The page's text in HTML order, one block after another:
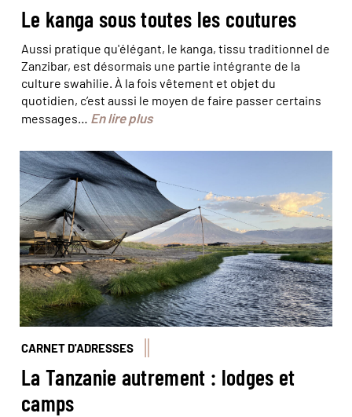
Le kanga sous toutes les coutures
Aussi pratique qu'élégant, le kanga, tissu traditionnel de
Zanzibar, est désormais une partie intégrante de la
culture swahilie. À la fois vêtement et objet du
quotidien, c’est aussi le moyen de faire passer certains
messages… En lire plus
© Valentin Poitte
CARNET D'ADRESSES
La Tanzanie autrement : lodges et
camps